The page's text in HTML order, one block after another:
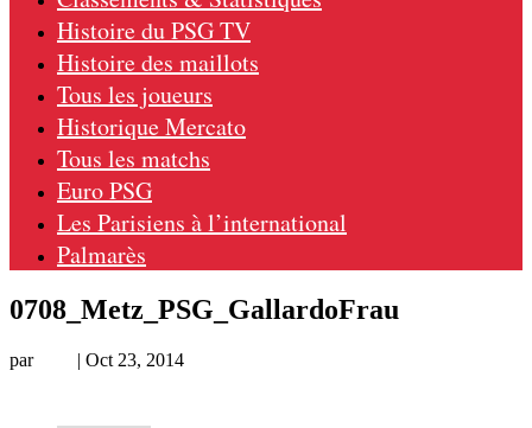
Histoire du PSG TV
Histoire des maillots
Tous les joueurs
Historique Mercato
Tous les matchs
Euro PSG
Les Parisiens à l’international
Palmarès
0708_Metz_PSG_GallardoFrau
par | Oct 23, 2014